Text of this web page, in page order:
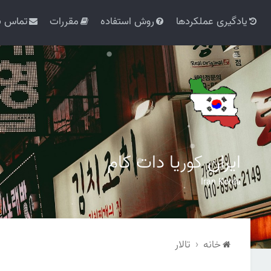
یادگیری عملکردها روش استفاده مقررات تماس
ایران کوریا دات کام
Iran Korea
خانه تالار